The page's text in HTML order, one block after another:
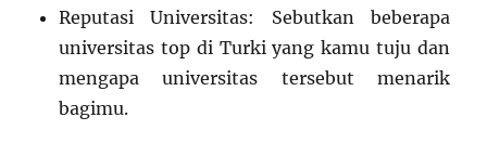
Reputasi Universitas: Sebutkan beberapa
universitas top di Turki yang kamu tuju dan
mengapa universitas tersebut menarik
bagimu.